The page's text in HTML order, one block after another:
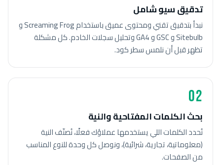
تدقيق سيو شامل
نبدأ بتدقيق تقني ومحتوى عميق باستخدام Screaming Frog و
Sitebulb و GSC و GA4 وتحليل سجلات الخادم. كل مشكلة
تظهر قبل أن نلمس سطر كود.
02
بحث الكلمات المفتاحية والنية
نُحدد الكلمات اللي يستخدمها عملاؤك فعلًا، نُصنّف النية
(معلوماتية، تجارية، شرائية)، ونوصل كل وحدة للنوع المناسب
من الصفحات.